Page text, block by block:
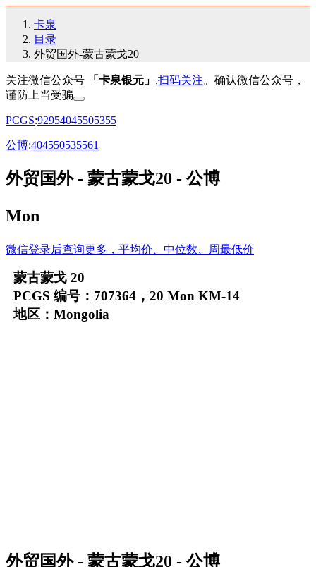
卡泉
目录
外贸国外-蒙古蒙戈20
关注微信公众号 「卡泉银元」 ,扫码关注。确认微信公众号，
谨防上当受骗
PCGS:92954045505355
公博:404550535561
外贸国外 - 蒙古蒙戈20 - 公博
Mon
微信登录后查询更多，平均价、中位数、周最低价
蒙古蒙戈 20
PCGS 编号：707364，20 Mon KM-14
地区：Mongolia
外贸国外 - 蒙古蒙戈20 - 公博